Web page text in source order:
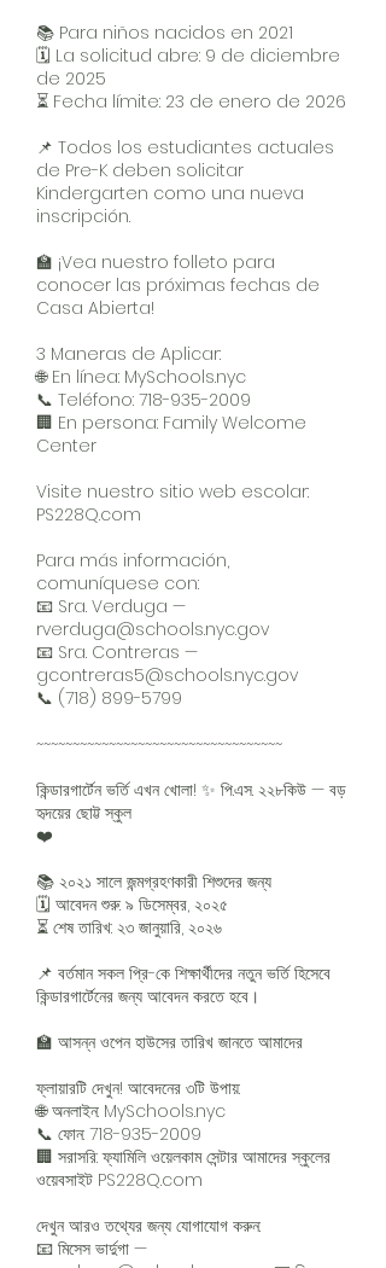
📚 Para niños nacidos en 2021
🗓️ La solicitud abre: 9 de diciembre
de 2025
⏳ Fecha límite: 23 de enero de 2026
📌 Todos los estudiantes actuales
de Pre-K deben solicitar
Kindergarten como una nueva
inscripción.
🏫 ¡Vea nuestro folleto para
conocer las próximas fechas de
Casa Abierta!
3 Maneras de Aplicar:
🌐 En línea: MySchools.nyc
📞 Teléfono: 718-935-2009
🏢 En persona: Family Welcome
Center
Visite nuestro sitio web escolar:
PS228Q.com
Para más información,
comuníquese con:
📧 Sra. Verduga —
rverduga@schools.nyc.gov
📧 Sra. Contreras —
gcontreras5@schools.nyc.gov
📞 (718) 899-5799
~~~~~~~~~~~~~~~~~~~~~~~~~~~~~~~~~~
কিন্ডারগার্টেন ভর্তি এখন খোলা! ✨ পি.এস. ২২৮কিউ — বড়
হৃদয়ের ছোট্ট স্কুল
❤️
📚 ২০২১ সালে জন্মগ্রহণকারী শিশুদের জন্য
🗓️ আবেদন শুরু: ৯ ডিসেম্বর, ২০২৫
⏳ শেষ তারিখ: ২৩ জানুয়ারি, ২০২৬
📌 বর্তমান সকল প্রি-কে শিক্ষার্থীদের নতুন ভর্তি হিসেবে
কিন্ডারগার্টেনের জন্য আবেদন করতে হবে।
🏫 আসন্ন ওপেন হাউসের তারিখ জানতে আমাদের
ফ্লায়ারটি দেখুন! আবেদনের ৩টি উপায়:
🌐 অনলাইন: MySchools.nyc
📞 ফোন: 718-935-2009
🏢 সরাসরি: ফ্যামিলি ওয়েলকাম সেন্টার আমাদের স্কুলের
ওয়েবসাইট PS228Q.com
দেখুন আরও তথ্যের জন্য যোগাযোগ করুন:
📧 মিসেস ভার্দুগা —